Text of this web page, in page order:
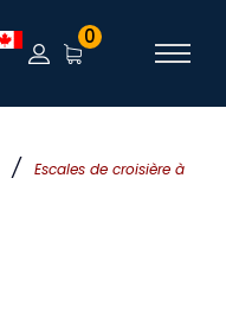
/
Escales de croisière à
0